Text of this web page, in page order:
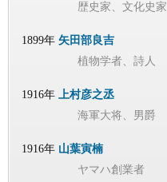
歴史家、文化史家
1899年 矢田部良吉
植物学者、詩人
1916年 上村彦之丞
海軍大将、男爵
1916年 山葉寅楠
ヤマハ創業者